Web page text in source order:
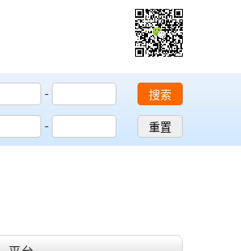
-
-
搜索
重置